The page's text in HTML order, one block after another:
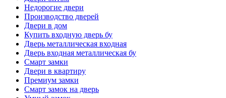
Недорогие двери
Производство дверей
Двери в дом
Купить входную дверь бу
Дверь металлическая входная
Дверь входная металлическая бу
Смарт замки
Двери в квартиру
Премиум замки
Смарт замок на дверь